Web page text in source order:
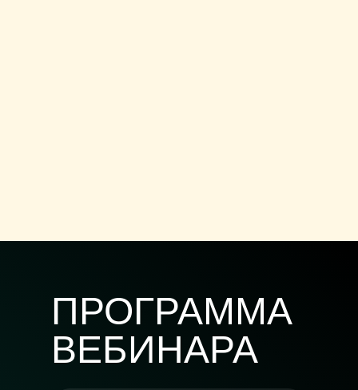
ПРОГРАММА
ВЕБИНАРА